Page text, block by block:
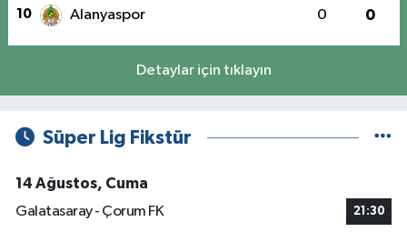
10 Alanyaspor 0 0
Detaylar için tıklayın
Süper Lig Fikstür
14 Ağustos, Cuma
Galatasaray - Çorum FK
21:30